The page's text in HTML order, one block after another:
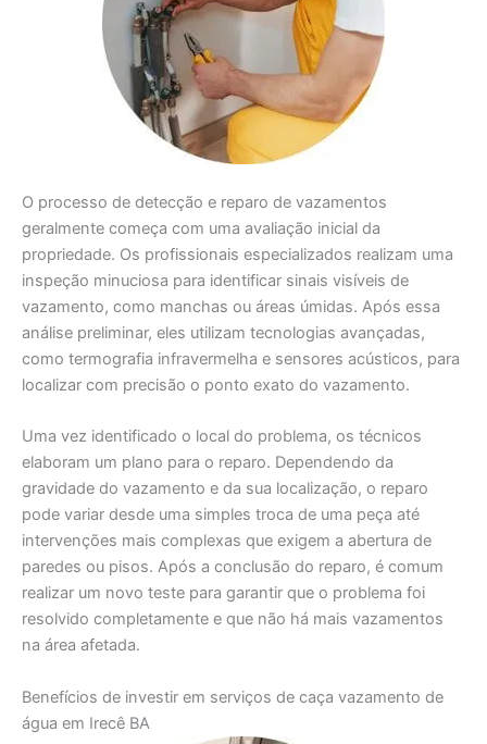
O processo de detecção e reparo de vazamentos
geralmente começa com uma avaliação inicial da
propriedade. Os profissionais especializados realizam uma
inspeção minuciosa para identificar sinais visíveis de
vazamento, como manchas ou áreas úmidas. Após essa
análise preliminar, eles utilizam tecnologias avançadas,
como termografia infravermelha e sensores acústicos, para
localizar com precisão o ponto exato do vazamento.
Uma vez identificado o local do problema, os técnicos
elaboram um plano para o reparo. Dependendo da
gravidade do vazamento e da sua localização, o reparo
pode variar desde uma simples troca de uma peça até
intervenções mais complexas que exigem a abertura de
paredes ou pisos. Após a conclusão do reparo, é comum
realizar um novo teste para garantir que o problema foi
resolvido completamente e que não há mais vazamentos
na área afetada.
Benefícios de investir em serviços de caça vazamento de
água em Irecê BA